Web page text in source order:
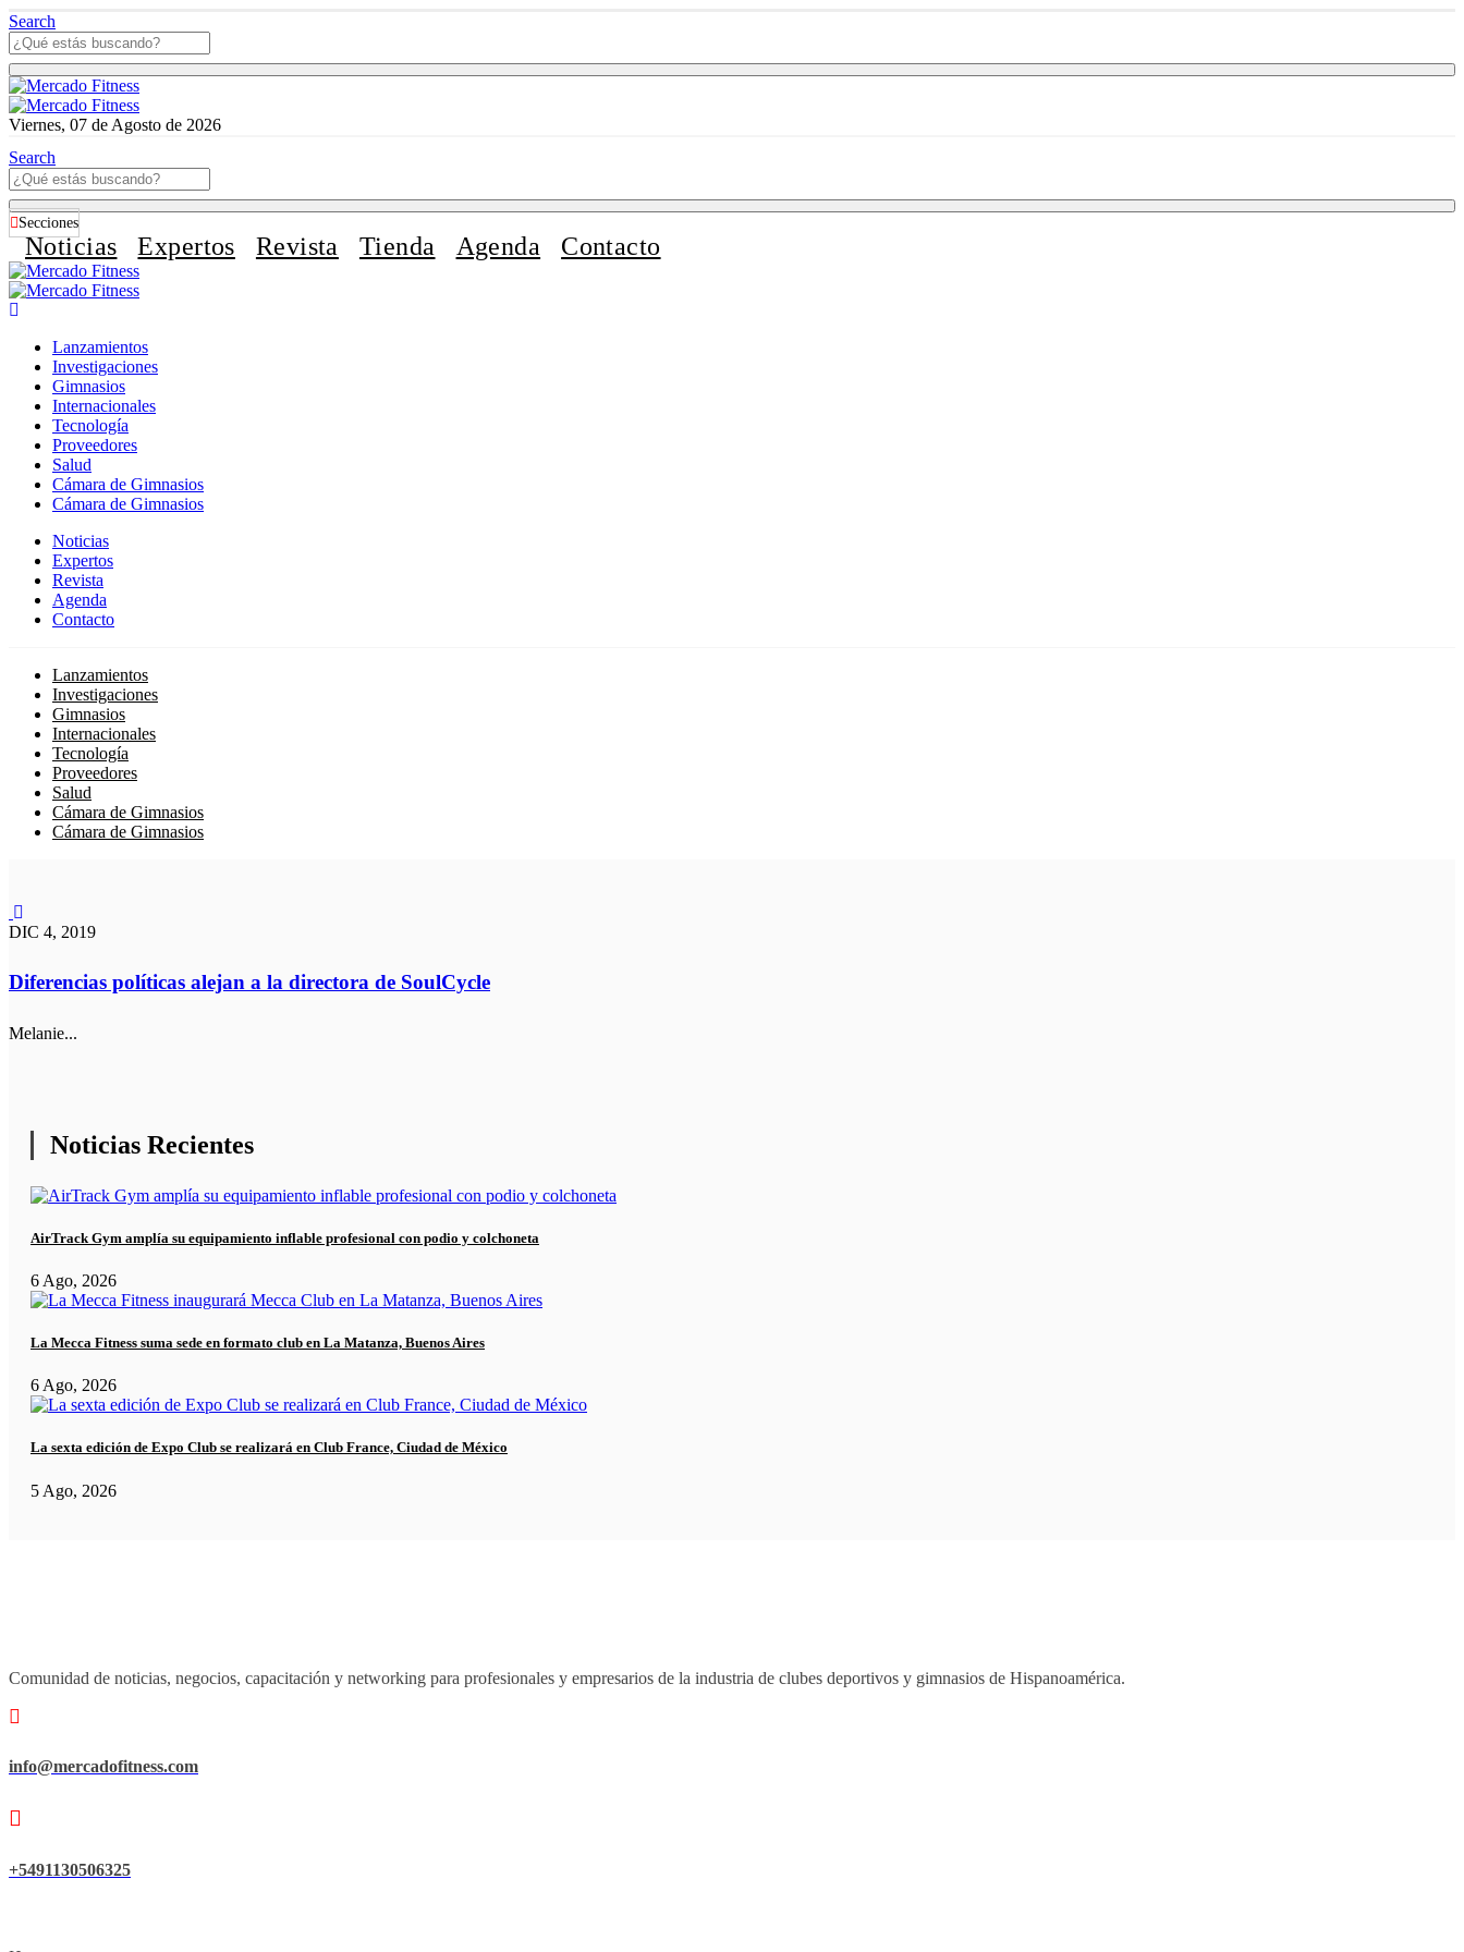
Search
Viernes, 07 de Agosto de 2026
Search
Secciones
Noticias Expertos Revista Tienda Agenda Contacto
Lanzamientos
Investigaciones
Gimnasios
Internacionales
Tecnología
Proveedores
Salud
Cámara de Gimnasios
Cámara de Gimnasios
Noticias
Expertos
Revista
Agenda
Contacto
Lanzamientos
Investigaciones
Gimnasios
Internacionales
Tecnología
Proveedores
Salud
Cámara de Gimnasios
Cámara de Gimnasios
DIC 4, 2019
Diferencias políticas alejan a la directora de SoulCycle
Melanie...
Noticias Recientes
AirTrack Gym amplía su equipamiento inflable profesional con podio y colchoneta
6 Ago, 2026
La Mecca Fitness suma sede en formato club en La Matanza, Buenos Aires
6 Ago, 2026
La sexta edición de Expo Club se realizará en Club France, Ciudad de México
5 Ago, 2026
Comunidad de noticias, negocios, capacitación y networking para profesionales y empresarios de la industria de clubes deportivos y gimnasios de Hispanoamérica.
info@mercadofitness.com
+5491130506325